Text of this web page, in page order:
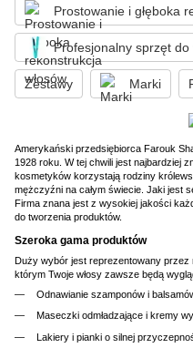
Prostowanie i głęboka
Profesjonalny sprzęt do
Zestawy Marki
Amerykański przedsiębiorca Farouk
1928 roku. W tej chwili jest najbardziej
kosmetyków korzystają rodziny
mężczyźni na całym świecie. Jaki jest
Firma znana jest z wysokiej jakości
do tworzenia produktów.
Szeroka gama produktów
Duży wybór jest reprezentowany przez
którym Twoje włosy zawsze będą
Odnawianie szamponów i
Maseczki odmładzające i kremy
Lakiery i pianki o silnej